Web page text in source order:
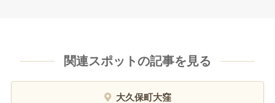
関連スポットの記事を見る
大久保町大窪